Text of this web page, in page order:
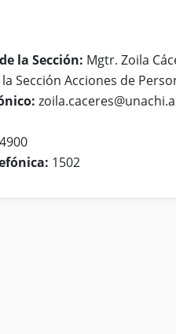
la Sección: Mgtr. Zoila
la Sección Acciones de
1502